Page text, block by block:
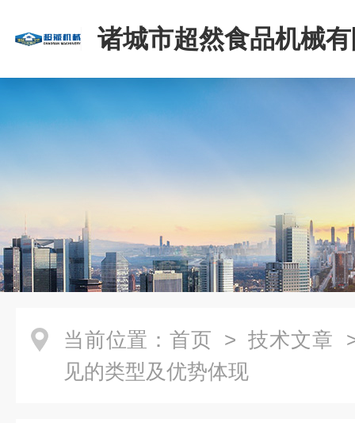
诸城市超然食品机械
当前位置： 首页 > 技术文章
见的类型及优势体现